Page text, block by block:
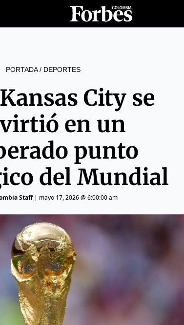
PORTADA/ DEPORTES
City se
en un
punto
del Mundial
Staff| mayo 17, 2026 @ 6:00:00 am